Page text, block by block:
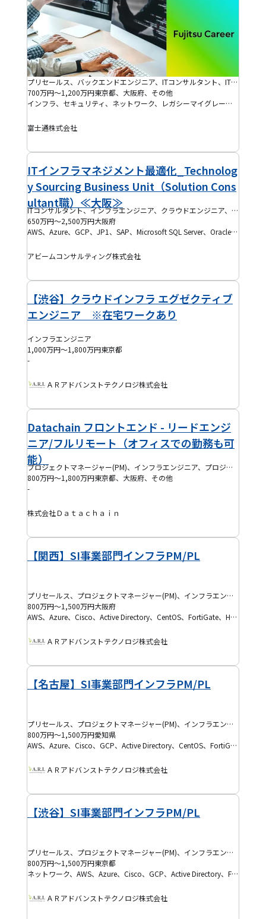
プリセールス、バックエンドエンジニア、ITコンサルタント、IT製品営業、プログラマー(PG)、プロジェクトマネージャー(PM)、システムエンジニア(SE)、インフラエンジニア、クラウドエンジニア、セキュリティエンジニア、ネットワークエンジニア、ITアーキテクト、プロジェクトリーダー(PL)
700万円～1,200万円東京都、大阪府、その他
インフラ、セキュリティ、ネットワーク、レガシーマイグレーション、パッケージ導入、損保、決済、生保、データベース移行(マイグレーション)、クラウド移行、証券、金融、銀行、DX、統合基幹業務(ERP)、顧客管理(CRM)、会計、管理会計、財務(ファイナンス)、AI、IoT、大規模開発プロジェクト、医療、IaaS、IFRS、PaaS、SaaS
富士通株式会社
ITインフラマネジメント最適化_Technolog
y Sourcing Business Unit（Solution Cons
ultant職）≪大阪≫
ITコンサルタント、インフラエンジニア、クラウドエンジニア、ネットワークエンジニア、SAPコンサルタント、DevOpsエンジニア、SRE
650万円～2,500万円大阪府
AWS、Azure、GCP、JP1、SAP、Microsoft SQL Server、Oracle Database、DevOps、IaaS、PaaS、Ansible、Linux、SAP BASIS、SAP ERP、Terraform、Windows Server
アビームコンサルティング株式会社
【渋谷】クラウドインフラ エグゼクティブ
エンジニア ※在宅ワークあり
インフラエンジニア
1,000万円～1,800万円東京都
-
ＡＲアドバンストテクノロジ株式会社
Datachain フロントエンド - リードエンジ
ニア/フルリモート（オフィスでの勤務も可
能）
プロジェクトマネージャー(PM)、インフラエンジニア、プロジェクトリーダー(PL)、プロダクトマネージャー(PdM)
800万円～1,800万円東京都、大阪府、その他
-
株式会社Ｄａｔａｃｈａｉｎ
【関西】SI事業部門インフラPM/PL
プリセールス、プロジェクトマネージャー(PM)、インフラエンジニア、クラウドエンジニア、ネットワークエンジニア、PMO、プロジェクトリーダー(PL)
800万円～1,500万円大阪府
AWS、Azure、Cisco、Active Directory、CentOS、FortiGate、Hyper-V、Linux、Microsoft 365(M365)、VMware、Windows Server
ＡＲアドバンストテクノロジ株式会社
【名古屋】SI事業部門インフラPM/PL
プリセールス、プロジェクトマネージャー(PM)、インフラエンジニア、クラウドエンジニア、ネットワークエンジニア、プロジェクトリーダー(PL)
800万円～1,500万円愛知県
AWS、Azure、Cisco、GCP、Active Directory、CentOS、FortiGate、Hyper-V、Linux、Microsoft 365(M365)、VMware、Windows Server
ＡＲアドバンストテクノロジ株式会社
【渋谷】SI事業部門インフラPM/PL
プリセールス、プロジェクトマネージャー(PM)、インフラエンジニア、クラウドエンジニア、セキュリティエンジニア、ネットワークエンジニア、テックリード、プロジェクトリーダー(PL)
800万円～1,500万円東京都
ネットワーク、AWS、Azure、Cisco、GCP、Active Directory、FortiGate、Hyper-V、Linuxサーバー、Microsoft 365(M365)、VMware、Windows Server
ＡＲアドバンストテクノロジ株式会社